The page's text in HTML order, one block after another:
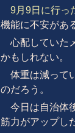
9月9日に行っ
機能に不安があ
心配していた
かもしれない。
体重は減って
のだろう。
今日は自治体
筋力がアップし